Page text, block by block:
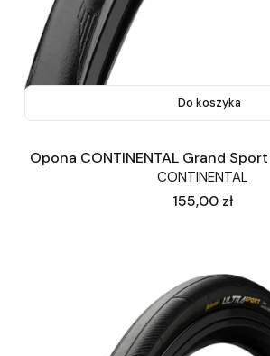
Do koszyka
Opona CONTINENTAL Grand
CONTINENTAL
Cena
155,00 zł